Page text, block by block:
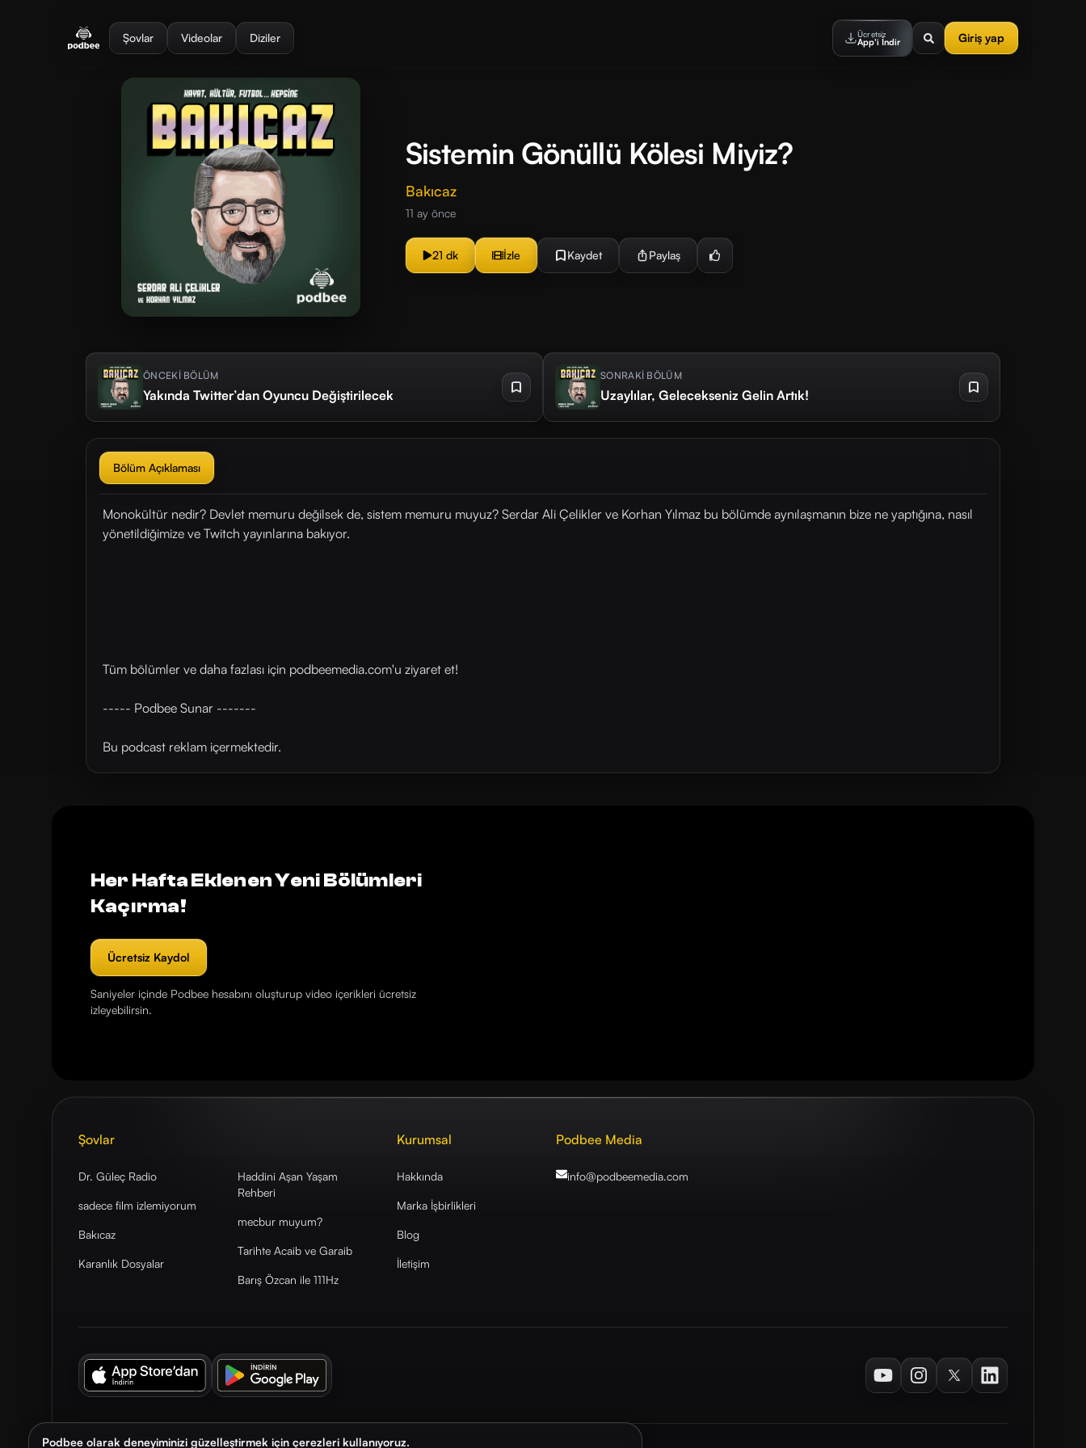
Podbee olarak deneyiminizi güzelleştirmek için çerezleri kullanıyoruz.
Şovlar Videolar Diziler Ücretsiz
App'i İndir Giriş yap
Sistemin Gönüllü Kölesi Miyiz?
Bakıcaz
11 ay önce
21 dk İzle Kaydet Paylaş
ÖNCEKİ BÖLÜM
Yakında Twitter’dan Oyuncu Değiştirilecek
SONRAKİ BÖLÜM
Uzaylılar, Gelecekseniz Gelin Artık!
Bölüm Açıklaması
Monokültür nedir? Devlet memuru değilsek de, sistem memuru muyuz? Serdar Ali Çelikler ve Korhan Yılmaz bu bölümde aynılaşmanın bize ne yaptığına, nasıl
yönetildiğimize ve Twitch yayınlarına bakıyor.
Tüm bölümler ve daha fazlası için ⁠podbeemedia.com⁠'u ziyaret et!
----- Podbee Sunar -------
Bu podcast reklam içermektedir.
Her Hafta Eklenen Yeni Bölümleri
Kaçırma!
Ücretsiz Kaydol
Saniyeler içinde Podbee hesabını oluşturup video içerikleri ücretsiz
izleyebilirsin.
Şovlar
Dr. Güleç Radio
sadece film izlemiyorum
Bakıcaz
Karanlık Dosyalar
Haddini Aşan Yaşam
Rehberi
mecbur muyum?
Tarihte Acaib ve Garaib
Barış Özcan ile 111Hz
Kurumsal
Hakkında
Marka İşbirlikleri
Blog
İletişim
Podbee Media
info@podbeemedia.com
YoutubeInstagramTwitterLinkedIn